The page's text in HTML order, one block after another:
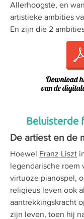
Allerhoogste, en
artistieke ambities
En zijn die 2
Download
van de
Beluisterde
De artiest en de
Hoewel Franz Liszt
legendarische roem
virtuoze pianospel,
religieus leven ook
aantrekkingskracht
zijn leven, toen hij